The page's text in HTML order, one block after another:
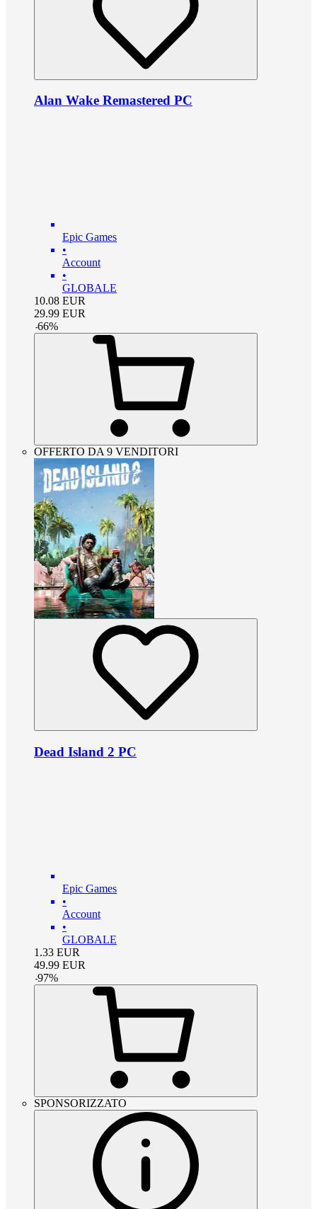
Alan Wake Remastered PC
Epic Games
•
Account
•
GLOBALE
10.08 EUR
29.99 EUR
-66%
OFFERTO DA 9 VENDITORI
Dead Island 2 PC
Epic Games
•
Account
•
GLOBALE
1.33 EUR
49.99 EUR
-97%
SPONSORIZZATO